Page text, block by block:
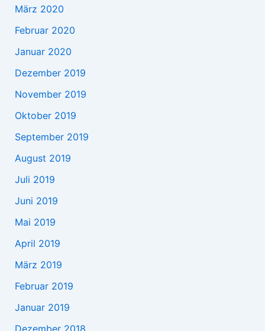
März 2020
Februar 2020
Januar 2020
Dezember 2019
November 2019
Oktober 2019
September 2019
August 2019
Juli 2019
Juni 2019
Mai 2019
April 2019
März 2019
Februar 2019
Januar 2019
Dezember 2018